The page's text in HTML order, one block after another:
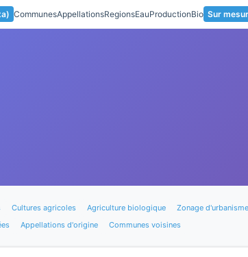
CommunesAppellationsRegionsEauProductionBio Sur
Cultures agricoles Agriculture biologique Zonage d'urbanisme
Appellations d'origine Communes voisines